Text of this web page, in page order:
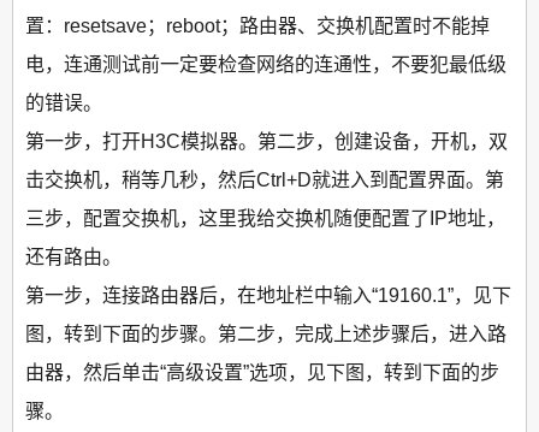
置：resetsave；reboot；路由器、交换机配置时不能掉
电，连通测试前一定要检查网络的连通性，不要犯最低级
的错误。
第一步，打开H3C模拟器。第二步，创建设备，开机，双
击交换机，稍等几秒，然后Ctrl+D就进入到配置界面。第
三步，配置交换机，这里我给交换机随便配置了IP地址，
还有路由。
第一步，连接路由器后，在地址栏中输入“19160.1”，见下
图，转到下面的步骤。第二步，完成上述步骤后，进入路
由器，然后单击“高级设置”选项，见下图，转到下面的步
骤。